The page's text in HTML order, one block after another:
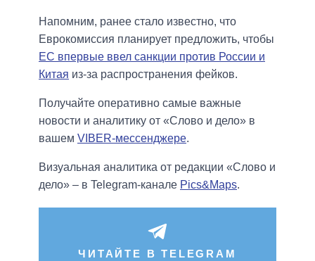
Напомним, ранее стало известно, что
Еврокомиссия планирует предложить, чтобы
ЕС впервые ввел санкции против России и
Китая из-за распространения фейков.
Получайте оперативно самые важные
новости и аналитику от «Слово и дело» в
вашем VIBER-мессенджере.
Визуальная аналитика от редакции «Слово и
дело» – в Telegram-канале Pics&Maps.
ЧИТАЙТЕ В TELEGRAM